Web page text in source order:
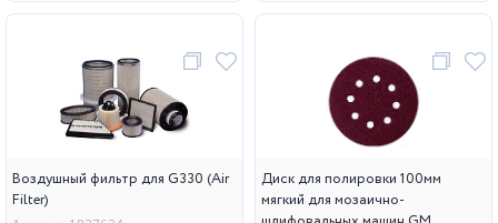
Воздушный фильтр для G330 (Air
Filter)
Диск для полировки 100мм
мягкий для мозаично-